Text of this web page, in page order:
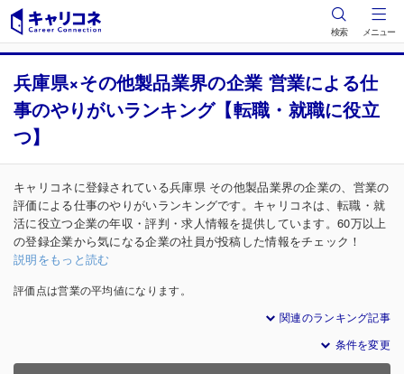
検索 メニュー
兵庫県×その他製品業界の企業 営業による仕
事のやりがいランキング【転職・就職に役立
つ】
キャリコネに登録されている兵庫県 その他製品業界の企業の、営業の
評価による仕事のやりがいランキングです。キャリコネは、転職・就
活に役立つ企業の年収・評判・求人情報を提供しています。60万以上
の登録企業から気になる企業の社員が投稿した情報をチェック！
説明をもっと読む
評価点は営業の平均値になります。
関連のランキング記事
条件を変更